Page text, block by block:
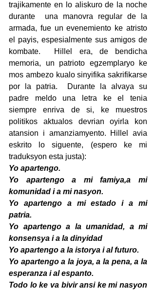
trajikamente en lo aliskuro de la noche
durante  una manovra regular de la
armada, fue un evenemiento ke atristo
el payis, espesialmente sus amigos de
kombate.
Hillel era, de bendicha
memoria, un patrioto egzemplaryo ke
mos ambezo kualo sinyifika sakrifikarse
por la patria.  Durante la alvaya su
padre meldo una letra ke el tenia
siempre enriva de si, ke muestros
politikos aktualos devrian oyirla kon
atansion i amanziamyento. Hillel avia
eskrito lo siguente, (espero ke mi
traduksyon esta justa):
Yo apartengo.
Yo apartengo a mi famiya,a mi
komunidad i a mi nasyon.
Yo apartengo a mi estado i a mi
patria.
Yo apartengo a la umanidad, a mi
konsensya i a la dinyidad
Yo apartengo a la istorya i al futuro.
Yo apartengo a la joya, a la pena, a la
esperanza i al espanto.
Todo lo ke va bivir ansi ke mi nasyon